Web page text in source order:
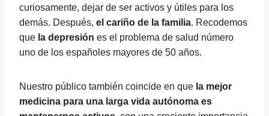
curiosamente, dejar de ser activos y útiles para los
demás. Después, el cariño de la familia. Recodemos
que la depresión es el problema de salud número
uno de los españoles mayores de 50 años.
Nuestro público también coincide en que la mejor
medicina para una larga vida autónoma es